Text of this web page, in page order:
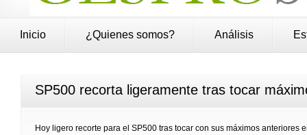
Inicio ¿Quienes somos? Análisis
SP500 recorta ligeramente tras tocar
Hoy ligero recorte para el SP500 tras tocar con sus máximos anteriores